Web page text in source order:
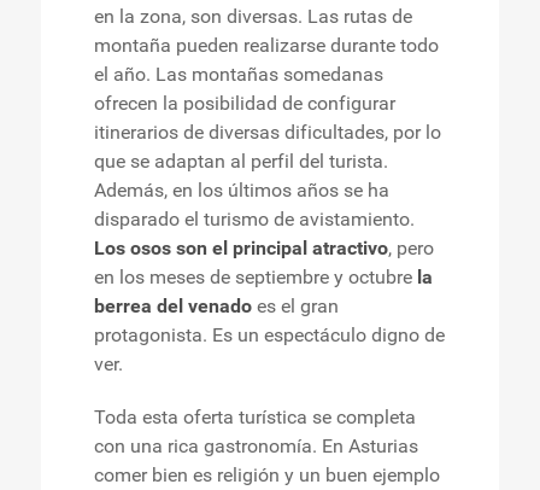
en la zona, son diversas. Las rutas de
montaña pueden realizarse durante todo
el año. Las montañas somedanas
ofrecen la posibilidad de configurar
itinerarios de diversas dificultades, por lo
que se adaptan al perfil del turista.
Además, en los últimos años se ha
disparado el turismo de avistamiento.
Los osos son el principal atractivo, pero
en los meses de septiembre y octubre la
berrea del venado es el gran
protagonista. Es un espectáculo digno de
ver.
Toda esta oferta turística se completa
con una rica gastronomía. En Asturias
comer bien es religión y un buen ejemplo